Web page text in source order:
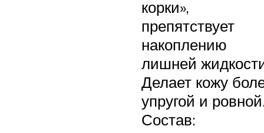
корки»,
препятствует
накоплению
лишней
Делает кожу
упругой и
Состав: